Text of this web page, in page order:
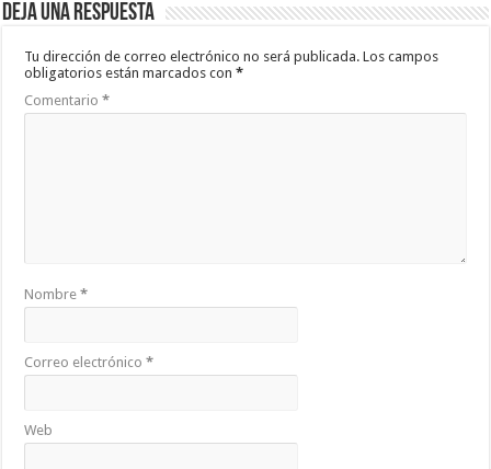
Deja una respuesta
Tu dirección de correo electrónico no será publicada. Los campos
obligatorios están marcados con*
Comentario*
Nombre*
Correo electrónico*
Web